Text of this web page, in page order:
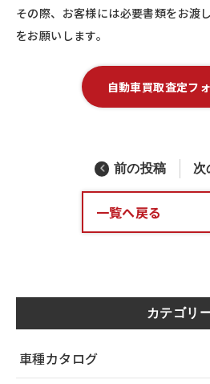
その際、お客様には必要書類をお渡
をお願いします。
自動車買取査定フ
前の投稿 次
一覧へ戻る
カテゴリ
車種カタログ